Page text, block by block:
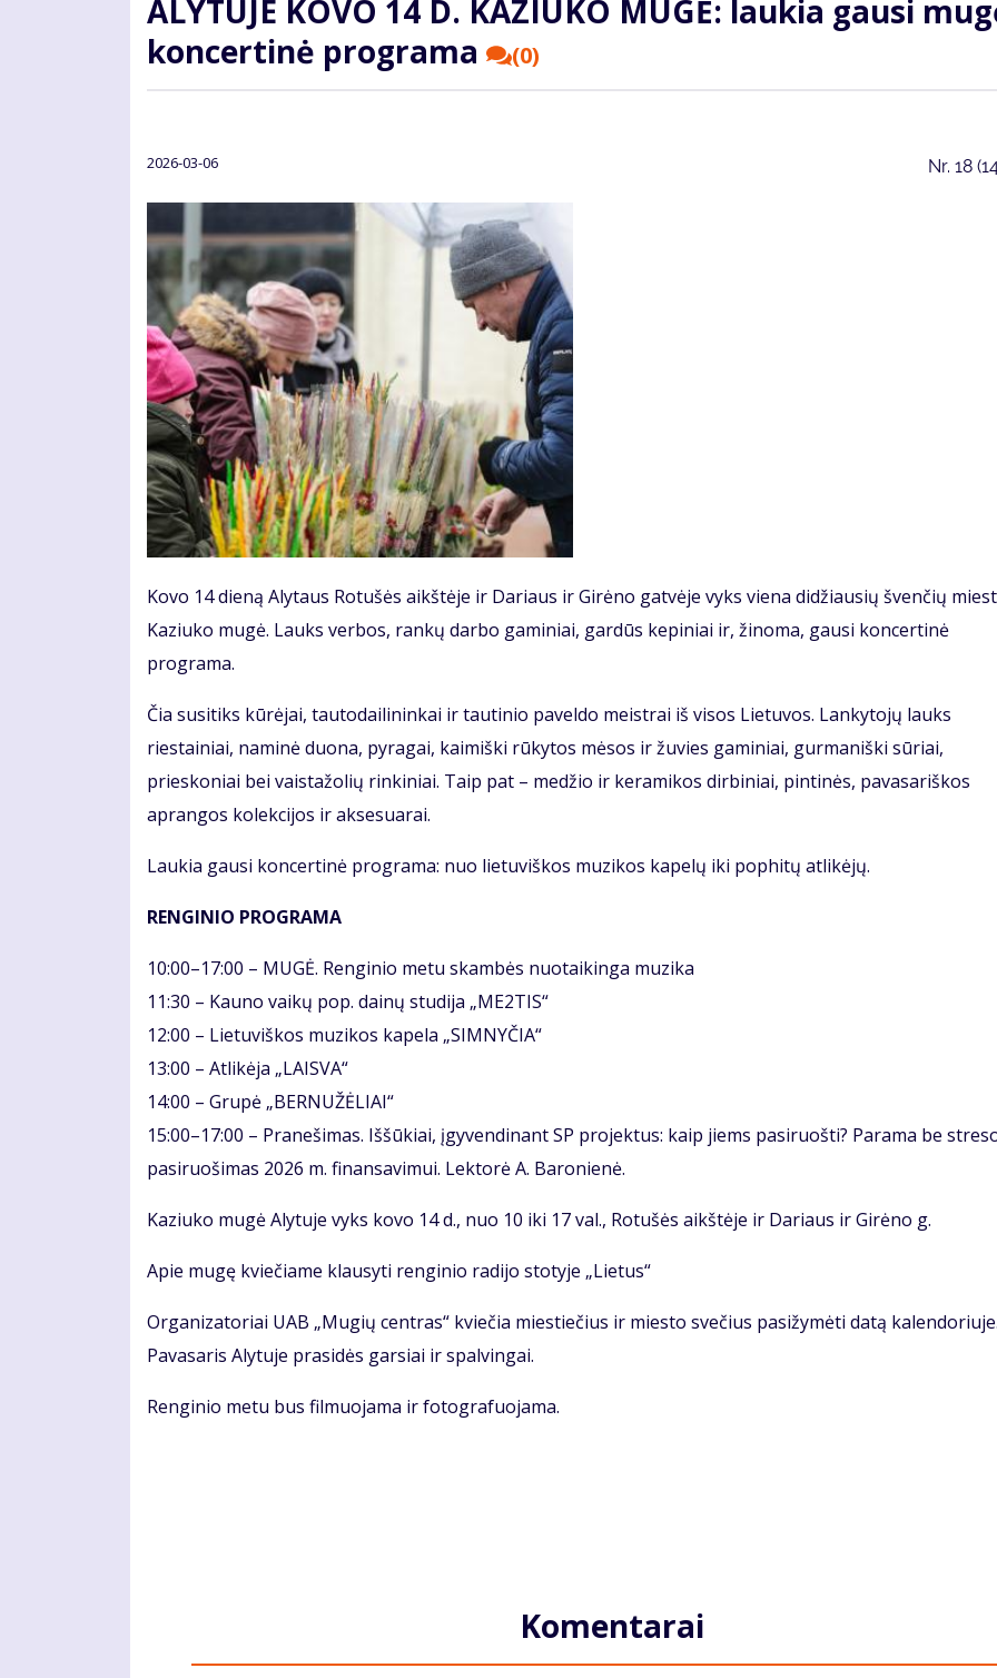
ALYTUJE KOVO 14 D. KAZIUKO MUGĖ: laukia gausi
koncertinė programa
(0)
2026-03-06 Nr. 18
Kovo 14 dieną Alytaus Rotušės aikštėje ir Dariaus ir Girėno gatvėje vyks viena didžiausių švenčių
Kaziuko mugė. Lauks verbos, rankų darbo gaminiai, gardūs kepiniai ir, žinoma, gausi koncertinė
programa.
Čia susitiks kūrėjai, tautodailininkai ir tautinio paveldo meistrai iš visos Lietuvos. Lankytojų lauks
riestainiai, naminė duona, pyragai, kaimiški rūkytos mėsos ir žuvies gaminiai, gurmaniški sūriai,
prieskoniai bei vaistažolių rinkiniai. Taip pat – medžio ir keramikos dirbiniai, pintinės, pavasariškos
aprangos kolekcijos ir aksesuarai.
Laukia gausi koncertinė programa: nuo lietuviškos muzikos kapelų iki pophitų atlikėjų.
RENGINIO PROGRAMA
10:00–17:00 – MUGĖ. Renginio metu skambės nuotaikinga muzika
11:30 – Kauno vaikų pop. dainų studija „ME2TIS“
12:00 – Lietuviškos muzikos kapela „SIMNYČIA“
13:00 – Atlikėja „LAISVA“
14:00 – Grupė „BERNUŽĖLIAI“
15:00–17:00 – Pranešimas. Iššūkiai, įgyvendinant SP projektus: kaip jiems pasiruošti? Parama be
pasiruošimas 2026 m. finansavimui. Lektorė A. Baronienė.
Kaziuko mugė Alytuje vyks kovo 14 d., nuo 10 iki 17 val., Rotušės aikštėje ir Dariaus ir Girėno g.
Apie mugę kviečiame klausyti renginio radijo stotyje „Lietus“
Organizatoriai UAB „Mugių centras“ kviečia miestiečius ir miesto svečius pasižymėti datą
Pavasaris Alytuje prasidės garsiai ir spalvingai.
Renginio metu bus filmuojama ir fotografuojama.
Komentarai